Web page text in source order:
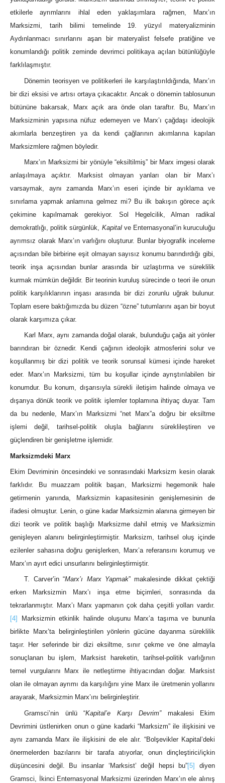
etkilerle ayrımlarını ihlal eden yaklaşımlara rağmen, Marx’ın
Marksizmi, tarih bilimi temelinde 19. yüzyıl materyalizminin
Aydınlanmacı sınırlarını aşan bir materyalist felsefe pratiğine ve
konumlandığı politik zeminde devrimci politikaya açılan bütünlüğüyle
farklılaşmıştır.
Dönemin teorisyen ve politikerleri ile karşılaştırıldığında, Marx’ın
bir dizi eksisi ve artısı ortaya çıkacaktır. Ancak o dönemin tablosunun
bütününe bakarsak, Marx açık ara önde olan taraftır. Bu, Marx’ın
Marksizminin yapısına nüfuz edemeyen ve Marx’ı çağdaşı ideolojik
akımlarla benzeştiren ya da kendi çağlarının akımlarına kapılan
Marksizmlere rağmen böyledir.
Marx’ın Marksizmi bir yönüyle “eksiltilmiş” bir Marx imgesi olarak
anlaşılmaya açıktır. Marksist olmayan yanları olan bir Marx’ı
varsaymak, aynı zamanda Marx’ın eseri içinde bir ayıklama ve
sınırlama yapmak anlamına gelmez mi? Bu ilk bakışın görece açık
çekimine kapılmamak gerekiyor. Sol Hegelcilik, Alman radikal
demokratlığı, politik sürgünlük, Kapitalve Enternasyonal’in kuruculuğu
ayrımsız olarak Marx’ın varlığını oluşturur. Bunlar biyografik inceleme
açısından bile birbirine eşit olmayan sayısız konumu barındırdığı gibi,
teorik inşa açısından bunlar arasında bir uzlaştırma ve süreklilik
kurmak mümkün değildir. Bir teorinin kuruluş sürecinde o teori ile onun
politik karşılıklarının inşası arasında bir dizi zorunlu uğrak bulunur.
Toplam esere baktığımızda bu düzen “özne” tutumlarını aşan bir boyut
olarak karşımıza çıkar.
Karl Marx, aynı zamanda doğal olarak, bulunduğu çağa ait yönler
barındıran bir öznedir. Kendi çağının ideolojik atmosferini solur ve
koşullanmış bir dizi politik ve teorik sorunsal kümesi içinde hareket
eder. Marx’ın Marksizmi, tüm bu koşullar içinde ayrıştırılabilen bir
konumdur. Bu konum, dışarısıyla sürekli iletişim halinde olmaya ve
dışarıya dönük teorik ve politik işlemler toplamına ihtiyaç duyar. Tam
da bu nedenle, Marx’ın Marksizmi “net Marx”a doğru bir eksiltme
işlemi değil, tarihsel-politik oluşla bağlarını süreklileştiren ve
güçlendiren bir genişletme işlemidir.
Marksizmdeki Marx
Ekim Devriminin öncesindeki ve sonrasındaki Marksizm kesin olarak
farklıdır. Bu muazzam politik başarı, Marksizmi hegemonik hale
getirmenin yanında, Marksizmin kapasitesinin genişlemesinin de
ifadesi olmuştur. Lenin, o güne kadar Marksizmin alanına girmeyen bir
dizi teorik ve politik başlığı Marksizme dahil etmiş ve Marksizmin
genişleyen alanını belirginleştirmiştir. Marksizm, tarihsel oluş içinde
ezilenler sahasına doğru genişlerken, Marx’a referansını korumuş ve
Marx’ın ayırt edici unsurlarını belirginleştirmiştir.
T. Carver’in “Marx’ı Marx Yapmak” makalesinde dikkat çektiği
erken Marksizmin Marx’ı inşa etme biçimleri, sonrasında da
tekrarlanmıştır. Marx’ı Marx yapmanın çok daha çeşitli yolları vardır.
[4]
Marksizmin etkinlik halinde oluşunu Marx’a taşıma ve bununla
birlikte Marx’ta belirginleştirilen yönlerin gücüne dayanma süreklilik
taşır. Her seferinde bir dizi eksiltme, sınır çekme ve öne almayla
sonuçlanan bu işlem, Marksist hareketin, tarihsel-politik varlığının
temel vurgularını Marx ile netleştirme ihtiyacından doğar. Marksist
olan ile olmayan ayrımı da karşılığını yine Marx ile üretmenin yollarını
arayarak, Marksizmin Marx’ını belirginleştirir.
Gramsci’nin ünlü “Kapital’e Karşı Devrim”makalesi Ekim
Devrimini üstlenirken onun o güne kadarki “Marksizm” ile ilişkisini ve
aynı zamanda Marx ile ilişkisini de ele alır. “Bolşevikler Kapital’deki
önermelerden bazılarını bir tarafa atıyorlar, onun dinçleştirici/içkin
düşüncesini değil. Bu insanlar ‘Marksist’ değil hepsi bu”[5] diyen
Gramsci, İkinci Enternasyonal Marksizmi üzerinden Marx’ın ele alınış